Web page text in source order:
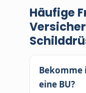
Häufige
Bekomme
eine BU?